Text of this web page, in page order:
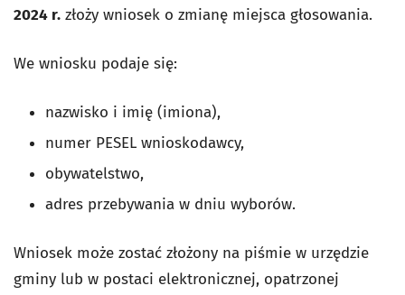
2024 r. złoży wniosek o zmianę miejsca głosowania.
We wniosku podaje się:
nazwisko i imię (imiona),
numer PESEL wnioskodawcy,
obywatelstwo,
adres przebywania w dniu wyborów.
Wniosek może zostać złożony na piśmie w urzędzie
gminy lub w postaci elektronicznej, opatrzonej